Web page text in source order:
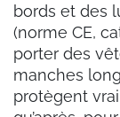
bords et des
(norme CE,
porter des
manches
protègent